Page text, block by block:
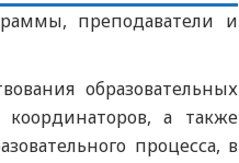
преподаватели и
образовательных
а также
процесса, в